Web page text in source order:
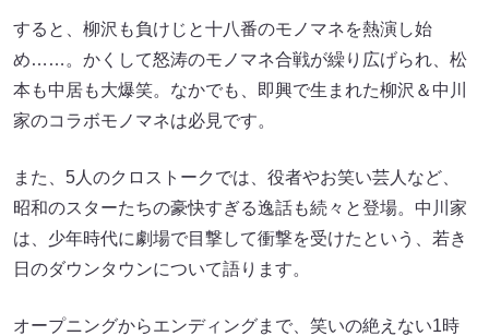
すると、柳沢も負けじと十八番のモノマネを熱演し始
め……。かくして怒涛のモノマネ合戦が繰り広げられ、松
本も中居も大爆笑。なかでも、即興で生まれた柳沢＆中川
家のコラボモノマネは必見です。
また、5人のクロストークでは、役者やお笑い芸人など、
昭和のスターたちの豪快すぎる逸話も続々と登場。中川家
は、少年時代に劇場で目撃して衝撃を受けたという、若き
日のダウンタウンについて語ります。
オープニングからエンディングまで、笑いの絶えない1時